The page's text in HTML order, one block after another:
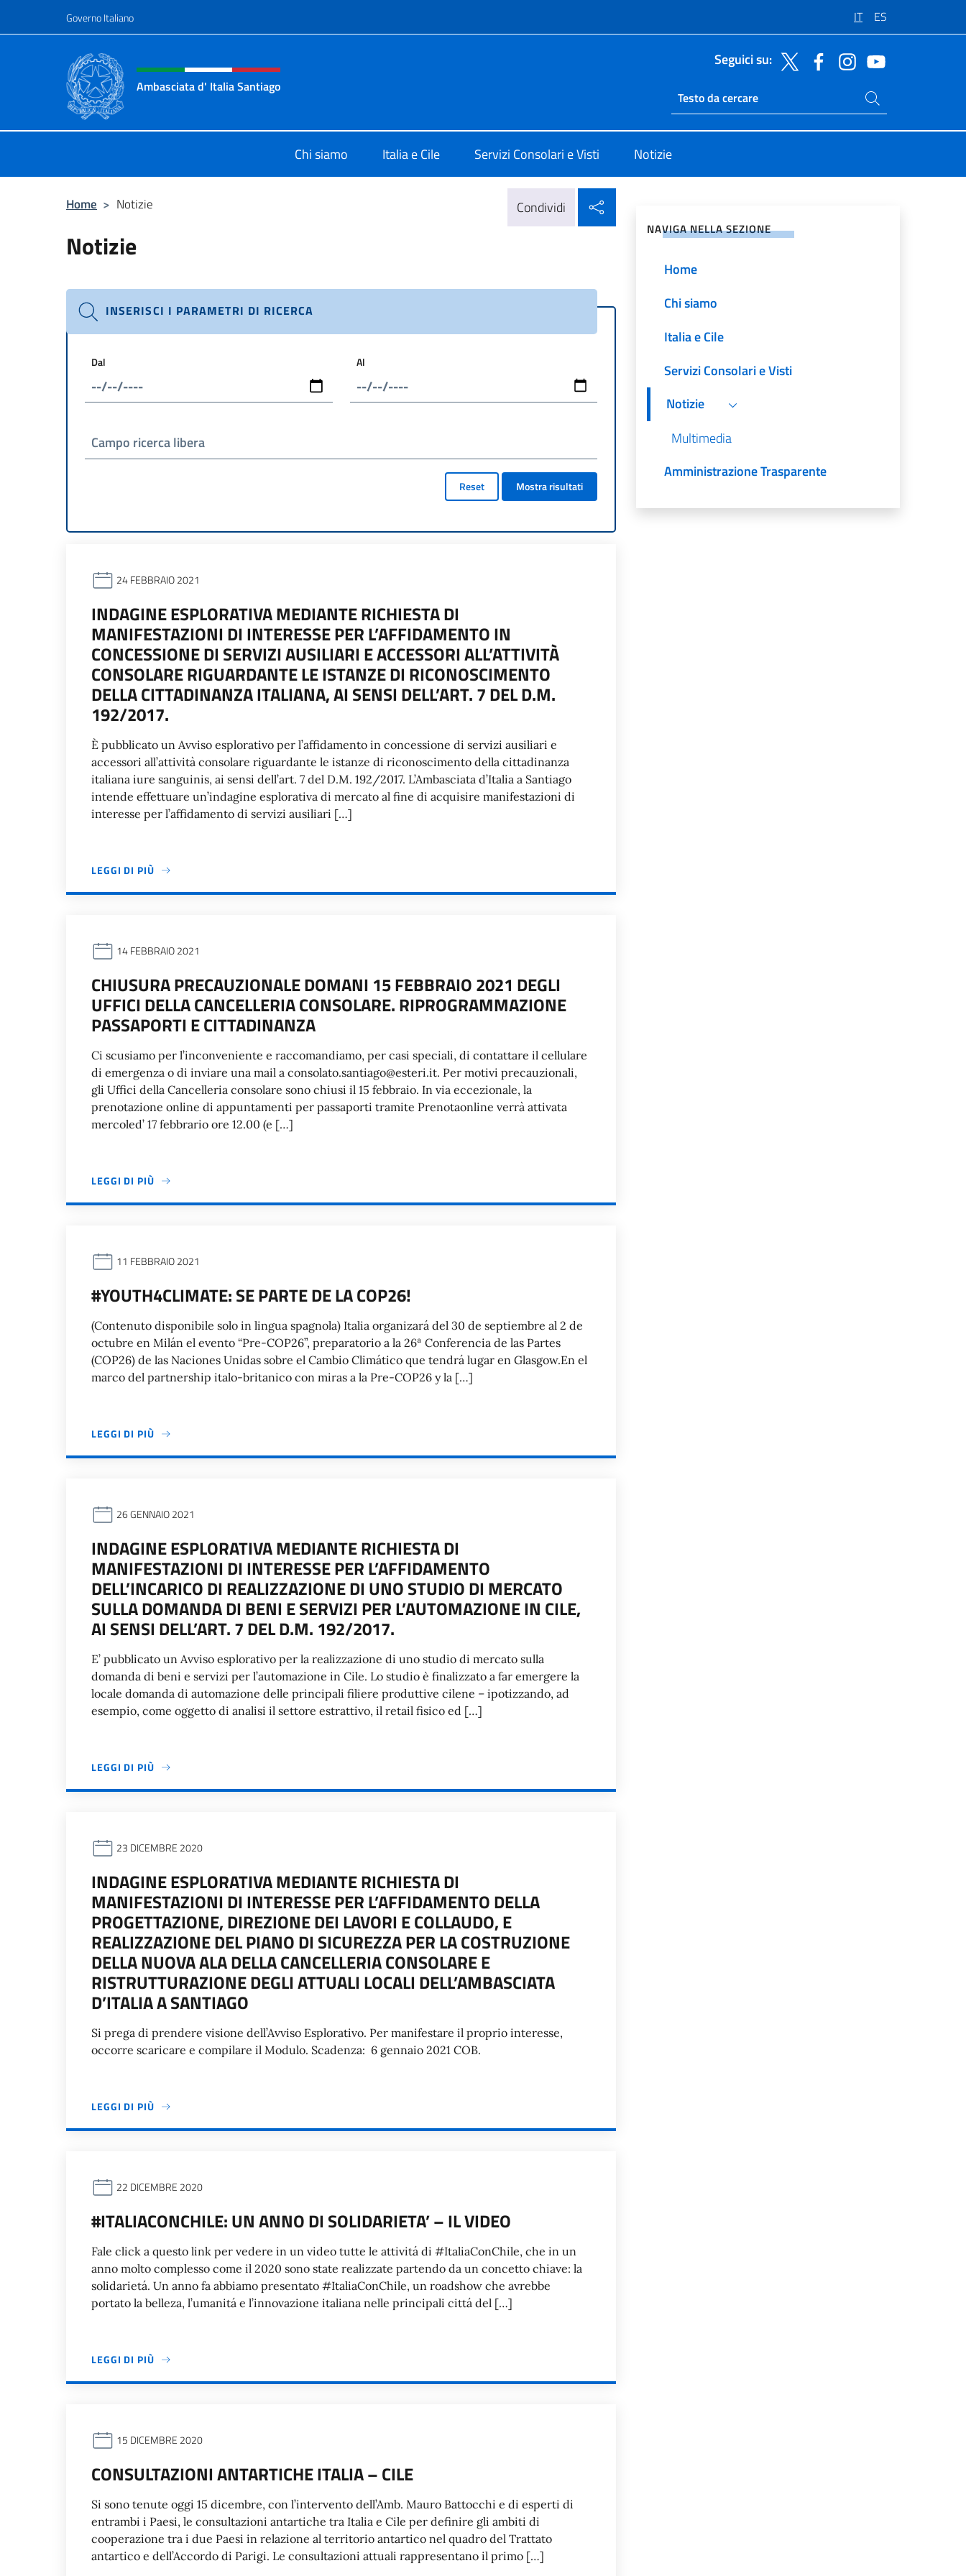
Governo Italiano IT ES
Intestazione sito, social e menù
Ambasciata d' Italia Santiago
Seguici su:
Ricerca sito live
Cerca nel sito
Chi siamo Italia e Cile Servizi Consolari e Visti Notizie
Home > Notizie Condividi
Notizie
INSERISCI I PARAMETRI DI RICERCA
Dal Al
Campo ricerca libera
Reset Mostra risultati
24 FEBBRAIO 2021
INDAGINE ESPLORATIVA MEDIANTE RICHIESTA DI
MANIFESTAZIONI DI INTERESSE PER L’AFFIDAMENTO IN
CONCESSIONE DI SERVIZI AUSILIARI E ACCESSORI ALL’ATTIVITÀ
CONSOLARE RIGUARDANTE LE ISTANZE DI RICONOSCIMENTO
DELLA CITTADINANZA ITALIANA, AI SENSI DELL’ART. 7 DEL D.M.
192/2017.
È pubblicato un Avviso esplorativo per l’affidamento in concessione di servizi ausiliari e
accessori all’attività consolare riguardante le istanze di riconoscimento della cittadinanza
italiana iure sanguinis, ai sensi dell’art. 7 del D.M. 192/2017. L’Ambasciata d’Italia a Santiago
intende effettuare un’indagine esplorativa di mercato al fine di acquisire manifestazioni di
interesse per l’affidamento di servizi ausiliari […]
LEGGI DI PIÙ
14 FEBBRAIO 2021
CHIUSURA PRECAUZIONALE DOMANI 15 FEBBRAIO 2021 DEGLI
UFFICI DELLA CANCELLERIA CONSOLARE. RIPROGRAMMAZIONE
PASSAPORTI E CITTADINANZA
Ci scusiamo per l’inconveniente e raccomandiamo, per casi speciali, di contattare il cellulare
di emergenza o di inviare una mail a consolato.santiago@esteri.it. Per motivi precauzionali,
gli Uffici della Cancelleria consolare sono chiusi il 15 febbraio. In via eccezionale, la
prenotazione online di appuntamenti per passaporti tramite Prenotaonline verrà attivata
mercoled’ 17 febbrario ore 12.00 (e […]
LEGGI DI PIÙ
11 FEBBRAIO 2021
#YOUTH4CLIMATE: SE PARTE DE LA COP26!
(Contenuto disponibile solo in lingua spagnola) Italia organizará del 30 de septiembre al 2 de
octubre en Milán el evento “Pre-COP26”, preparatorio a la 26ª Conferencia de las Partes
(COP26) de las Naciones Unidas sobre el Cambio Climático que tendrá lugar en Glasgow.En el
marco del partnership italo-britanico con miras a la Pre-COP26 y la […]
LEGGI DI PIÙ
26 GENNAIO 2021
INDAGINE ESPLORATIVA MEDIANTE RICHIESTA DI
MANIFESTAZIONI DI INTERESSE PER L’AFFIDAMENTO
DELL’INCARICO DI REALIZZAZIONE DI UNO STUDIO DI MERCATO
SULLA DOMANDA DI BENI E SERVIZI PER L’AUTOMAZIONE IN CILE,
AI SENSI DELL’ART. 7 DEL D.M. 192/2017.
E’ pubblicato un Avviso esplorativo per la realizzazione di uno studio di mercato sulla
domanda di beni e servizi per l’automazione in Cile. Lo studio è finalizzato a far emergere la
locale domanda di automazione delle principali filiere produttive cilene – ipotizzando, ad
esempio, come oggetto di analisi il settore estrattivo, il retail fisico ed […]
LEGGI DI PIÙ
23 DICEMBRE 2020
INDAGINE ESPLORATIVA MEDIANTE RICHIESTA DI
MANIFESTAZIONI DI INTERESSE PER L’AFFIDAMENTO DELLA
PROGETTAZIONE, DIREZIONE DEI LAVORI E COLLAUDO, E
REALIZZAZIONE DEL PIANO DI SICUREZZA PER LA COSTRUZIONE
DELLA NUOVA ALA DELLA CANCELLERIA CONSOLARE E
RISTRUTTURAZIONE DEGLI ATTUALI LOCALI DELL’AMBASCIATA
D’ITALIA A SANTIAGO
Si prega di prendere visione dell’Avviso Esplorativo. Per manifestare il proprio interesse,
occorre scaricare e compilare il Modulo. Scadenza: 6 gennaio 2021 COB.
LEGGI DI PIÙ
22 DICEMBRE 2020
#ITALIACONCHILE: UN ANNO DI SOLIDARIETA’ – IL VIDEO
Fale click a questo link per vedere in un video tutte le attivitá di #ItaliaConChile, che in un
anno molto complesso come il 2020 sono state realizzate partendo da un concetto chiave: la
solidarietá. Un anno fa abbiamo presentato #ItaliaConChile, un roadshow che avrebbe
portato la belleza, l’umanitá e l’innovazione italiana nelle principali cittá del […]
LEGGI DI PIÙ
15 DICEMBRE 2020
CONSULTAZIONI ANTARTICHE ITALIA – CILE
Si sono tenute oggi 15 dicembre, con l’intervento dell’Amb. Mauro Battocchi e di esperti di
entrambi i Paesi, le consultazioni antartiche tra Italia e Cile per definire gli ambiti di
cooperazione tra i due Paesi in relazione al territorio antartico nel quadro del Trattato
antartico e dell’Accordo di Parigi. Le consultazioni attuali rappresentano il primo […]
NAVIGA NELLA SEZIONE
Home
Chi siamo
Italia e Cile
Servizi Consolari e Visti
Notizie
Multimedia
Amministrazione Trasparente